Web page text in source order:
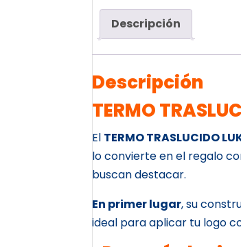
Descripción
Descripción
TERMO
El TERMO TRASLUCIDO
lo convierte en el regalo
buscan destacar.
En primer lugar, su
ideal para aplicar tu logo